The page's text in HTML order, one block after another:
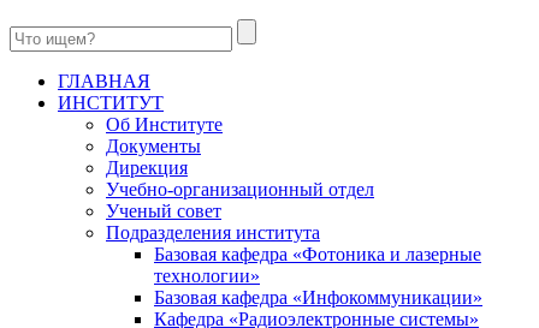
ГЛАВНАЯ
ИНСТИТУТ
Об Институте
Документы
Дирекция
Учебно-организационный отдел
Ученый совет
Подразделения института
Базовая кафедра «Фотоника и лазерные
технологии»
Базовая кафедра «Инфокоммуникации»
Кафедра «Радиоэлектронные системы»